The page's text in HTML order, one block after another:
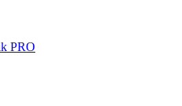
PRO